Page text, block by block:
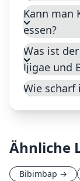
Kann man
essen?
Was ist
Jjigae und
Wie scharf
Ähnliche
Bibimbap →